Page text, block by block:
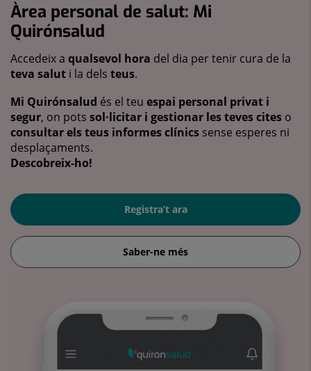
Àrea personal de salut: Mi
Quirónsalud
Accedeix a qualsevol hora del dia per tenir cura de la
teva salut i la dels teus.
Mi Quirónsalud és el teu espai personal privat i
segur, on pots sol·licitar i gestionar les teves cites o
consultar els teus informes clínics sense esperes ni
desplaçaments.
Descobreix-ho!
Registra’t ara
Saber-ne més